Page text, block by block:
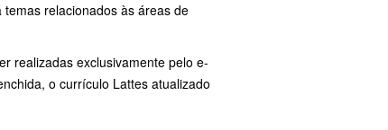
relacionados às áreas de
realizadas exclusivamente pelo e-
o currículo Lattes atualizado